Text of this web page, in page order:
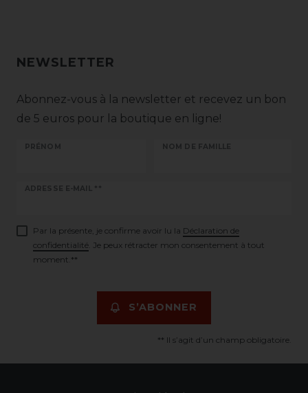
NEWSLETTER
Abonnez-vous à la newsletter et recevez un bon
de 5 euros pour la boutique en ligne!
PRÉNOM NOM DE FAMILLE
ADRESSE E-MAIL **
Ceres::Template.newsletterHoneypotLabel
Par la présente, je confirme avoir lu la Déclaration de
confidentialité . Je peux rétracter mon consentement à tout
moment.**
S’ABONNER
** Il s’agit d’un champ obligatoire.